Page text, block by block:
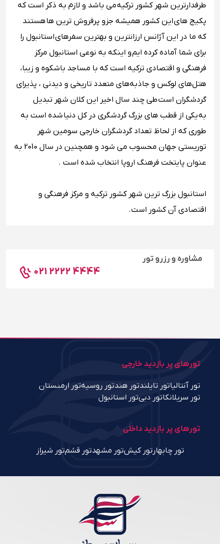
طرفدارترین شهر کشور ترکیه می باشد و لازم به ذکر است که
پکیج های این کشور همیشه جزو پرفروش ترین ها هستند
که ما در این آژانس ارزانترین و بهترین سفرهای استانبول را
برای شما آماده کرده ایم و اینکه به نوعی استانبول مرکز
فرهنگی و اقتصادی ترکیه است که با مساجد باشکوه و زیبا،
هتل‌های لوکس و جاذبه‌های متعدد تاریخی و دیدنی ، پذیرای
گردشگران است طی چند سال اخیر این کلان شهر تبدیل
به یکی از قطب های بزرگ گردشگری در کل دنیا شده است به
طوری که از لحاظ تعداد گردشگران خارجی سومین شهر
توریستی جهان محسوب می شود و همچنین در سال 2010 به
عنوان پایتخت فرهنگ اروپا انتخاب شده‌ است .
استانبول بزرگ ‌ترین شهر کشور ترکیه و مرکز فرهنگی و
اقتصادی آن کشور است.
مشاوره و رزرو تور
021 2222 4444
تورهای پر بازدید خارجی
تور آنتالیاتور تایلندتور هندتور روسیهتور ارمنستان
تور سریلانکاتور دبیتور استانبول
تورهای پر بازدید داخلی
تور چابهار تور کیشتور مشهدتور قشمتور شیراز